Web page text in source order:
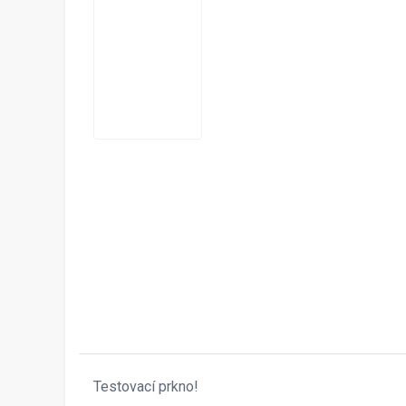
Testovací prkno!